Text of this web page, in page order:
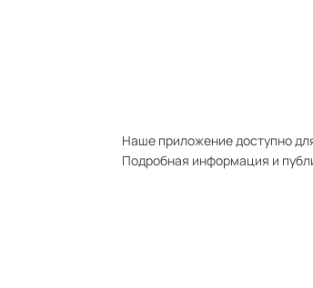
Наше приложение доступно
Подробная информация и